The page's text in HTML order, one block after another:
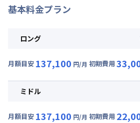
基本料金プラン
ロング
月額目安 137,100 円/月 初期費用
月額賃料目安(30日利用)
光熱費他 : 21,000円/月 (700円/日) (税
ミドル
月額目安 137,100 円/月 初期費用